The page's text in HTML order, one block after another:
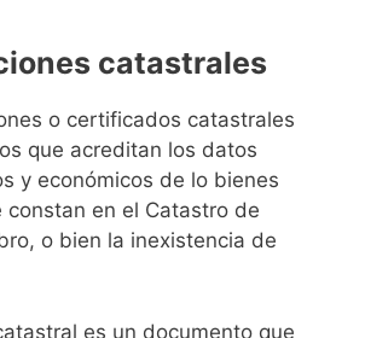
catastrales
o certificados catastrales
que acreditan los datos
y económicos de lo bienes
constan en el Catastro de
o bien la inexistencia de
es un documento que